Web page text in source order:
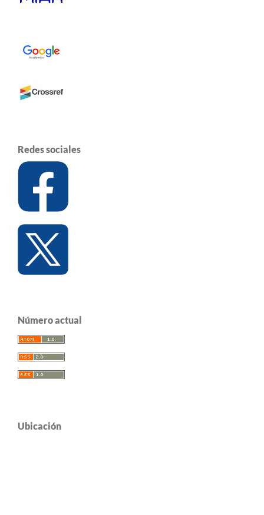
Redes sociales
Número actual
Ubicación